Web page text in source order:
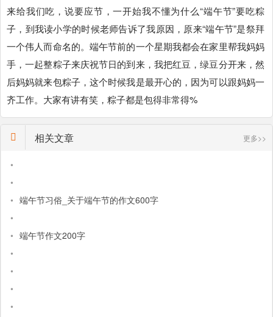
来给我们吃，说要应节，一开始我不懂为什么“端午节”要吃粽
子，到我读小学的时候老师告诉了我原因，原来“端午节”是祭拜
一个伟人而命名的。端午节前的一个星期我都会在家里帮我妈妈
手，一起整粽子来庆祝节日的到来，我把红豆，绿豆分开来，然
后妈妈就来包粽子，这个时候我是最开心的，因为可以跟妈妈一
齐工作。大家有讲有笑，粽子都是包得非常得%
相关文章 更多>>
•
•
• 端午节习俗_关于端午节的作文600字
•
• 端午节作文200字
•
•
•
•